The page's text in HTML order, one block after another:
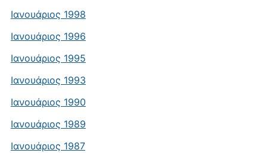
Ιανουάριος 1998
Ιανουάριος 1996
Ιανουάριος 1995
Ιανουάριος 1993
Ιανουάριος 1990
Ιανουάριος 1989
Ιανουάριος 1987